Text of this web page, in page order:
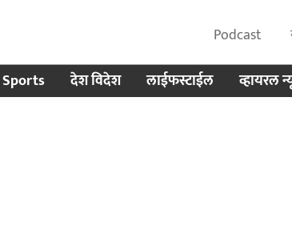
Podcast
Sports देश विदेश लाईफस्टाईल व्हायरल